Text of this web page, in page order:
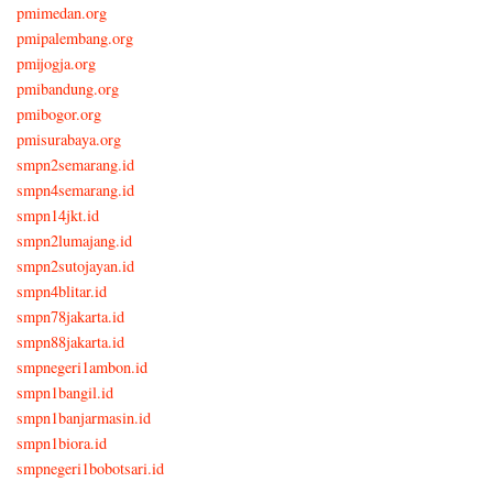
pmimedan.org
pmipalembang.org
pmijogja.org
pmibandung.org
pmibogor.org
pmisurabaya.org
smpn2semarang.id
smpn4semarang.id
smpn14jkt.id
smpn2lumajang.id
smpn2sutojayan.id
smpn4blitar.id
smpn78jakarta.id
smpn88jakarta.id
smpnegeri1ambon.id
smpn1bangil.id
smpn1banjarmasin.id
smpn1biora.id
smpnegeri1bobotsari.id